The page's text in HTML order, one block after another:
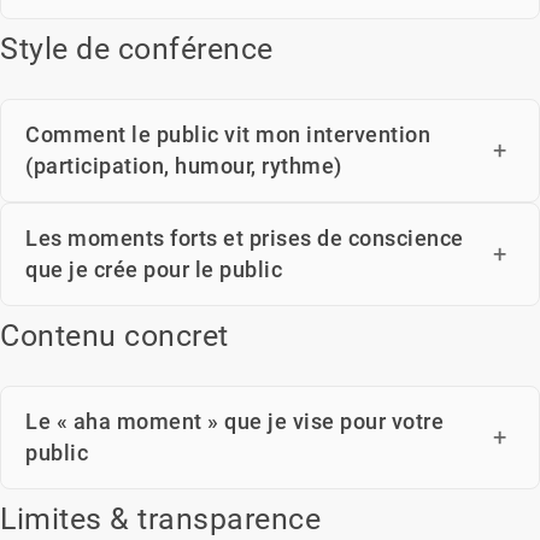
Style de conférence
Comment le public vit mon intervention
(participation, humour, rythme)
Les moments forts et prises de conscience
que je crée pour le public
Contenu concret
Le « aha moment » que je vise pour votre
public
Limites & transparence